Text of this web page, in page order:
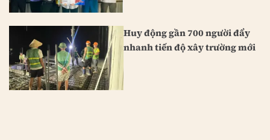
Huy động gần 700 người đẩy
nhanh tiến độ xây trường mới